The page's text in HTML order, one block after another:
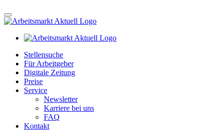
Stellensuche
Für Arbeitgeber
Digitale Zeitung
Preise
Service
Newsletter
Karriere bei uns
FAQ
Kontakt